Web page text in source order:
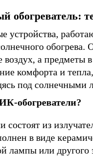
обогреватель:
устройства,
воздух, а предметы
комфорта и
под солнечными
обогреватели?
состоят из
в виде
лампы или